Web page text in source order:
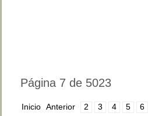
Página 7 de 5023
Inicio Anterior 2 3 4 5 6